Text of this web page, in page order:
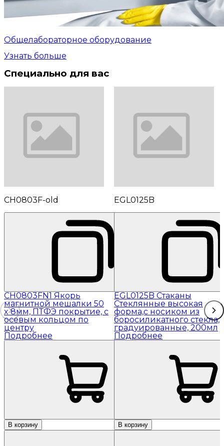
Общелабораторное оборудование
Узнать больше
Специально для вас
CH0803F-old
CH0803FN1 Якорь
магнитной мешалки 50
x 8мм, ПТФЭ покрытие, с
осевым кольцом по
центру
Подробнее
В корзину
EGL0125B
EGL0125B Стаканы
Стеклянные высокая
форма,с носиком из
боросиликатного стекла,
градуированные, 200мл
Подробнее
В корзину